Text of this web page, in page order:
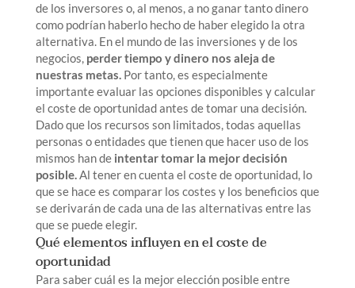
de los inversores o, al menos, a no ganar tanto dinero
como podrían haberlo hecho de haber elegido la otra
alternativa. En el mundo de las inversiones y de los
negocios, perder tiempo y dinero nos aleja de
nuestras metas.Por tanto, es especialmente
importante evaluar las opciones disponibles y calcular
el coste de oportunidad antes de tomar una decisión.
Dado que los recursos son limitados, todas aquellas
personas o entidades que tienen que hacer uso de los
mismos han de intentar tomar la mejor decisión
posible.Al tener en cuenta el coste de oportunidad, lo
que se hace es comparar los costes y los beneficios que
se derivarán de cada una de las alternativas entre las
que se puede elegir.
Qué elementos influyen en el coste de
oportunidad
Para saber cuál es la mejor elección posible entre